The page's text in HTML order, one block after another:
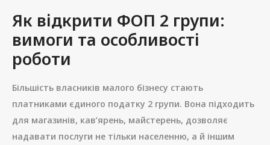
Як відкрити ФОП 2 групи:
вимоги та особливості
роботи
Більшість власників малого бізнесу стають
платниками єдиного податку 2 групи. Вона підходить
для магазинів, кав’ярень, майстерень, дозволяє
надавати послуги не тільки населенню, а й іншим